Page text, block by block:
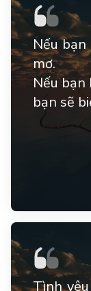
Nếu
mơ.
Nếu bạn
bạn sẽ
Tình